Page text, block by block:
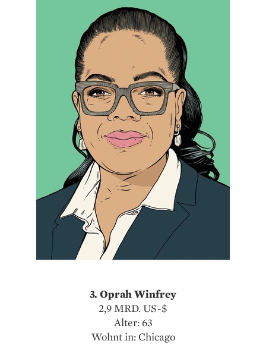
3. Oprah Winfrey
2,9 MRD. US-$
Alter: 63
Wohnt in: Chicago